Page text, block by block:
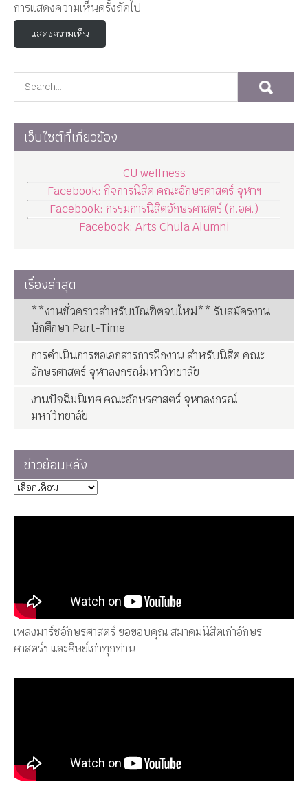
การแสดงความเห็นครั้งถัดไป
เว็บไซต์ที่เกี่ยวข้อง
CU wellness
Facebook: กิจการนิสิต คณะอักษรศาสตร์ จุฬาฯ
Facebook: กรรมการนิสิตอักษรศาสตร์ (ก.อศ.)
Facebook: Arts Chula Alumni
เรื่องล่าสุด
**งานชั่วคราวสำหรับบัณฑิตจบใหม่** รับสมัครงาน
นักศึกษา Part-Time
การดำเนินการขอเอกสารการฝึกงาน สำหรับนิสิต คณะ
อักษรศาสตร์ จุฬาลงกรณ์มหาวิทยาลัย
งานปัจฉิมนิเทศ คณะอักษรศาสตร์ จุฬาลงกรณ์
มหาวิทยาลัย
ข่าวย้อนหลัง
เพลงมาร์ชอักษรศาสตร์ ขอขอบคุณ สมาคมนิสิตเก่าอักษร
ศาสตร์ฯ และศิษย์เก่าทุกท่าน